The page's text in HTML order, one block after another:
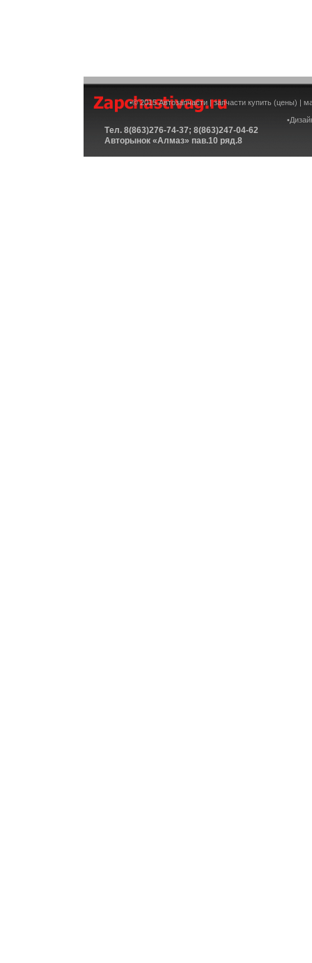
•© 2015 Автозапчасти | запчасти купить (цены) |
Tел. 8(863)276-74-37; 8(863)247-04-62
Авторынок «Алмаз» пав.10 ряд.8